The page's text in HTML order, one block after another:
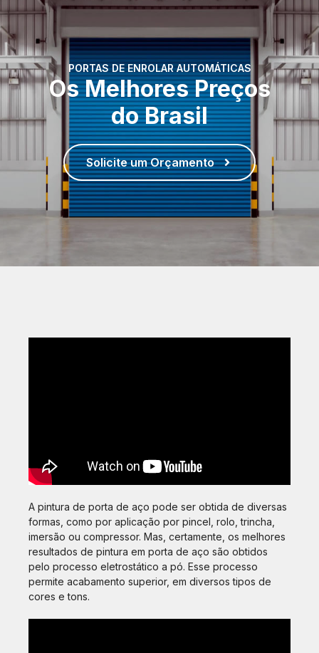
PORTAS DE ENROLAR AUTOMÁTICAS
Os Melhores Preços
do Brasil
Solicite um Orçamento
A pintura de porta de aço pode ser obtida de diversas
formas, como por aplicação por pincel, rolo, trincha,
imersão ou compressor. Mas, certamente, os melhores
resultados de pintura em porta de aço são obtidos
pelo processo eletrostático a pó. Esse processo
permite acabamento superior, em diversos tipos de
cores e tons.